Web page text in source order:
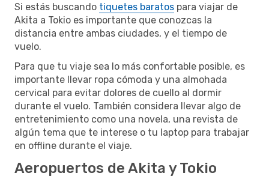
Si estás buscando tiquetes baratos para viajar de
Akita a Tokio es importante que conozcas la
distancia entre ambas ciudades, y el tiempo de
vuelo.
Para que tu viaje sea lo más confortable posible, es
importante llevar ropa cómoda y una almohada
cervical para evitar dolores de cuello al dormir
durante el vuelo. También considera llevar algo de
entretenimiento como una novela, una revista de
algún tema que te interese o tu laptop para trabajar
en offline durante el viaje.
Aeropuertos de Akita y Tokio